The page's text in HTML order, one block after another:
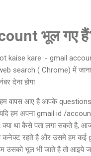
भूल गए
kaise kare :- gmail
search ( Chrome) में जाना
देना होगा
हम वापस आए है आपके
हम अपना gmail id /
था कैसे पता लगा सकते है,
कनेक्ट रहते है और उसमे हम
उसको भूल भी जाते है तो आइये